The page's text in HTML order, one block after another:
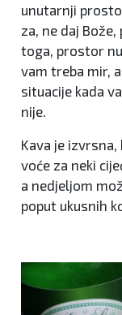
unutarnji
za, ne daj
toga, prostor
vam treba mir,
situacije kada
nije.
Kava je
voće za neki
a nedjeljom
poput ukusnih